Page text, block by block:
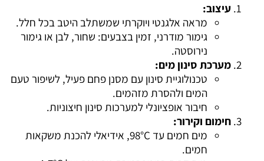
עיצוב:
מראה אלגנטי ויוקרתי שמשתלב היטב בכל חלל.
גימור מודרני, זמין בצבעים: שחור, לבן או גימור
נירוסטה.
מערכת סינון מים:
טכנולוגיית סינון עם מסנן פחם פעיל, לשיפור טעם
המים ולהסרת מזהמים.
חיבור אופציונלי למערכות סינון חיצוניות.
חימום וקירור:
מים חמים עד 98°C, אידיאלי להכנת משקאות
חמים.